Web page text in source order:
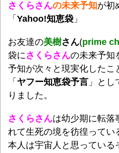
さくらさんの未来予知が初
「 Yahoo!知恵袋 」
お友達の美樹さん(prime
袋にさくらさんの未来予知
予知が次々と現実化したこ
「 ヤフー知恵袋予言 」と
りました。
さくらさんは幼少期に転落
れて生死の境を彷徨ってい
本人は宇宙人と思っている